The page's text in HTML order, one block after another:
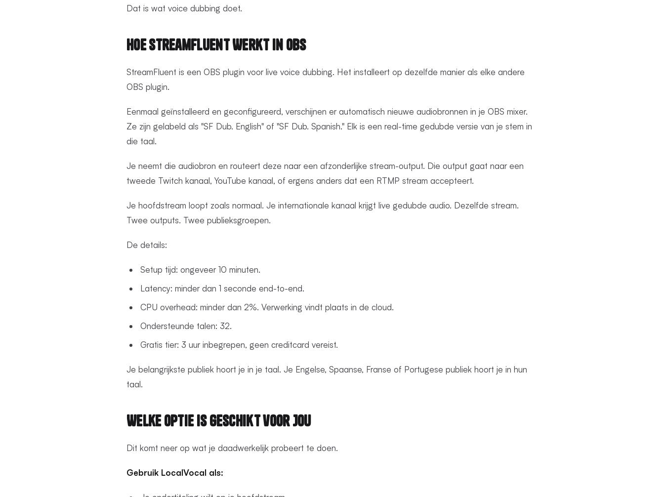
Dat is wat voice dubbing doet.
Hoe StreamFluent Werkt in OBS
StreamFluent is een OBS plugin voor live voice dubbing. Het installeert op dezelfde manier als elke andere
OBS plugin.
Eenmaal geïnstalleerd en geconfigureerd, verschijnen er automatisch nieuwe audiobronnen in je OBS mixer.
Ze zijn gelabeld als "SF Dub. English" of "SF Dub. Spanish." Elk is een real-time gedubde versie van je stem in
die taal.
Je neemt die audiobron en routeert deze naar een afzonderlijke stream-output. Die output gaat naar een
tweede Twitch kanaal, YouTube kanaal, of ergens anders dat een RTMP stream accepteert.
Je hoofdstream loopt zoals normaal. Je internationale kanaal krijgt live gedubde audio. Dezelfde stream.
Twee outputs. Twee publieksgroepen.
De details:
Setup tijd: ongeveer 10 minuten.
Latency: minder dan 1 seconde end-to-end.
CPU overhead: minder dan 2%. Verwerking vindt plaats in de cloud.
Ondersteunde talen: 32.
Gratis tier: 3 uur inbegrepen, geen creditcard vereist.
Je belangrijkste publiek hoort je in je taal. Je Engelse, Spaanse, Franse of Portugese publiek hoort je in hun
taal.
Welke Optie Is Geschikt voor Jou
Dit komt neer op wat je daadwerkelijk probeert te doen.
Gebruik LocalVocal als: